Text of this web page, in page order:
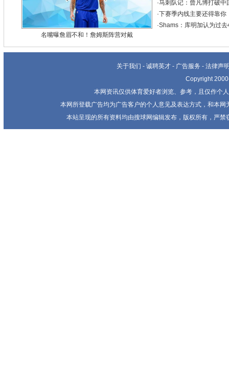
名嘴曝詹眉不和！詹姆斯阵营对戴
·马刺队记：曾凡博打破中
·下赛季内线主要还得靠你
·Shams：库明加认为过
关于我们 - 诚聘英才 - 广告服务 - 法律声
Copyright
本网资讯仅供体育爱好者浏览、参考，且仅作个
本网所登载广告均为广告客户的个人意见及表达方式，和本
本站呈现的所有资料均由搜球网编辑发布，版权所有，严